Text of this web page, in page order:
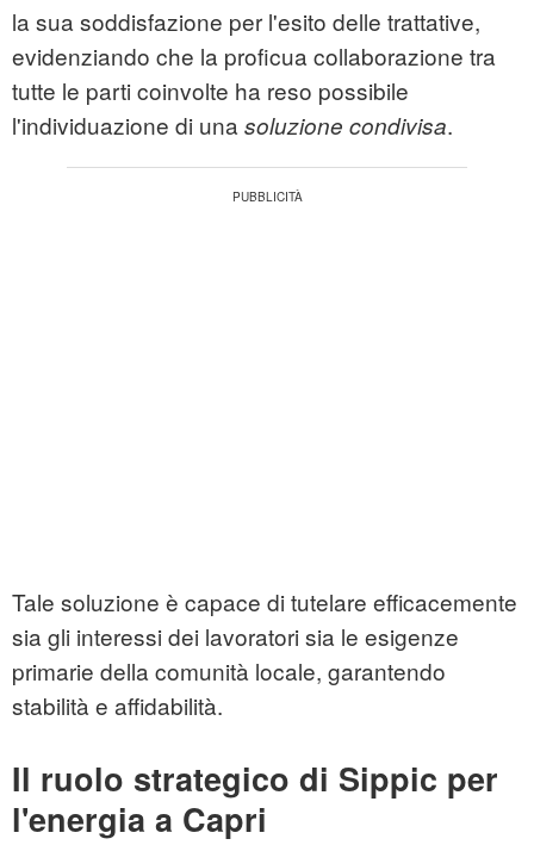
la sua soddisfazione per l'esito delle trattative,
evidenziando che la proficua collaborazione tra
tutte le parti coinvolte ha reso possibile
l'individuazione di una soluzione condivisa.
Tale soluzione è capace di tutelare efficacemente
sia gli interessi dei lavoratori sia le esigenze
primarie della comunità locale, garantendo
stabilità e affidabilità.
Il ruolo strategico di Sippic per
l'energia a Capri